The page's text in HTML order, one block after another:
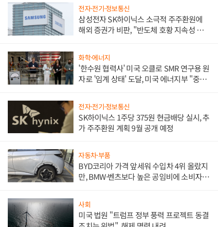
전자·전기·정보통신
삼성전자 SK하이닉스 소극적 주주환원에
해외 증권가 비판, "반도체 호황 지속성 의
화학·에너지
'한수원 협력사' 미국 오클로 SMR 연구용 원
자로 '임계 상태' 도달, 미국 에너지부 "중요
전자·전기·정보통신
SK하이닉스 1주당 375원 현금배당 실시, 추
가 주주환원 계획 9월 공개 예정
자동차·부품
BYD코리아 가격 앞세워 수입차 4위 올랐지
만, BMW·벤츠보다 높은 공임비에 소비자
사회
미국 법원 "트럼프 정부 풍력 프로젝트 동결